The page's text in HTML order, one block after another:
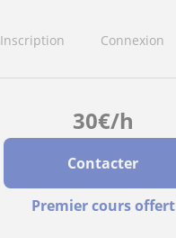
Inscription Connexion
30€/h
Contacter
Premier cours offert